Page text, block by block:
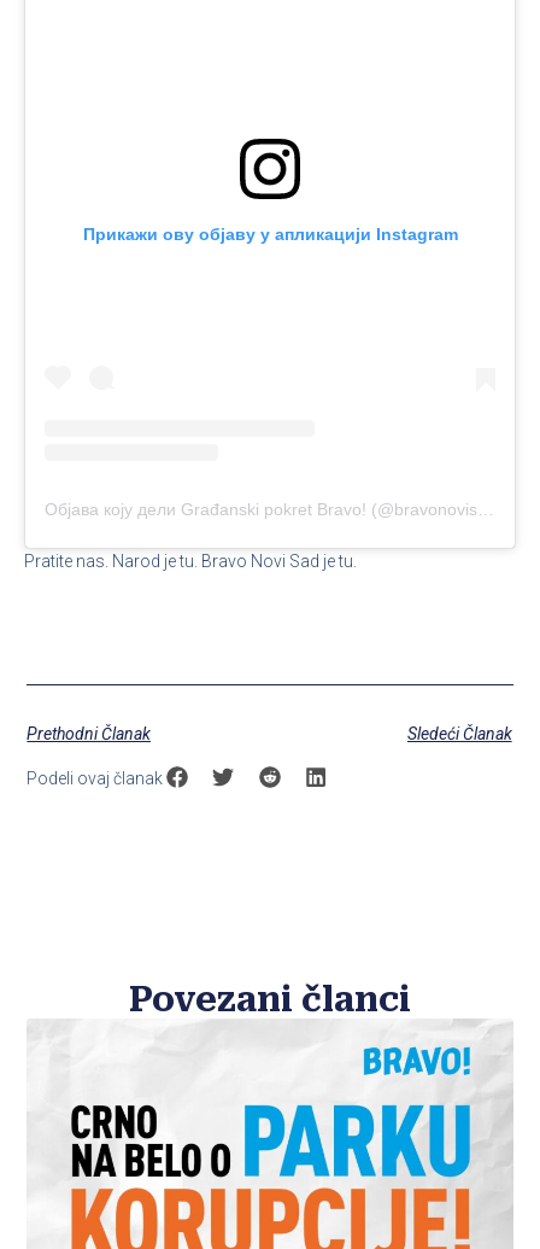
Прикажи ову објаву у апликацији Instagram
Pratite nas. Narod je tu. Bravo Novi Sad je tu.
Prethodni Članak Sledeći Članak
Podeli ovaj članak
Povezani članci